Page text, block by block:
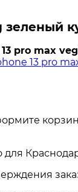
зеленый
pro max
13 pro